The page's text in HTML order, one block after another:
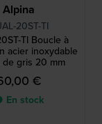
Alpina
20ST-TI
TI Boucle à
acier inoxydable
de gris 20 mm
€
En stock